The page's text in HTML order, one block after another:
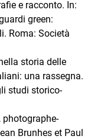
e racconto. In:
green:
Roma: Società
storia delle
una rassegna.
studi storico-
photographe-
Brunhes et Paul